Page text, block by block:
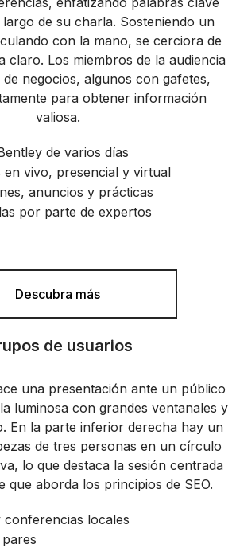
de varios días
en vivo, presencial y virtual
anuncios y prácticas
por parte de expertos
Descubra más
de usuarios
conferencias locales